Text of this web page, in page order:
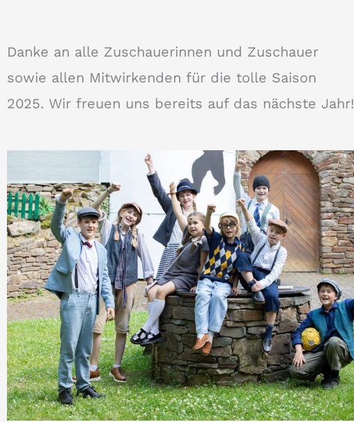
Danke an alle Zuschauerinnen und Zuschauer
sowie allen Mitwirkenden für die tolle Saison
2025. Wir freuen uns bereits auf das nächste Jahr!